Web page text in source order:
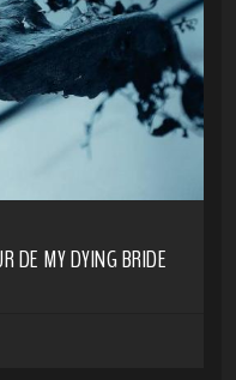
DE MY DYING BRIDE